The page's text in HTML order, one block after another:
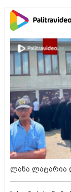
ლანა ლატარია